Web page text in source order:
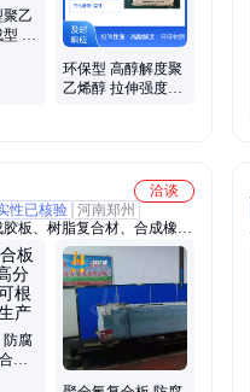
聚乙
水
环保型 高醇解度聚
乙烯醇 拉伸强度高
洽谈
性已核验 河南郑州
板、树脂复合材、合成橡胶
燃、防腐板材、化工化学、
罩、玻璃器皿、装修板材、
罩防尘防、下党建活动室、
防腐
成